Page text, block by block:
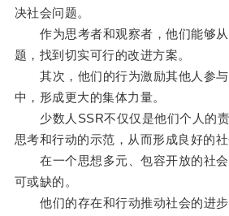
决社会问题。
作为思考者和观察者，他们能够从
题，找到切实可行的改进方案。
其次，他们的行为激励其他人参与
中，形成更大的集体力量。
少数人SSR不仅仅是他们个人的责
思考和行动的示范，从而形成良好的社
在一个思想多元、包容开放的社会
可或缺的。
他们的存在和行动推动社会的进步